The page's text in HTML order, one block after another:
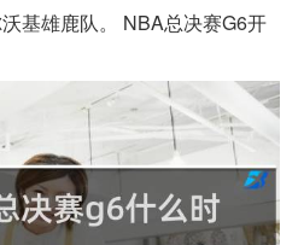
基雄鹿队。 NBA总决赛G6开